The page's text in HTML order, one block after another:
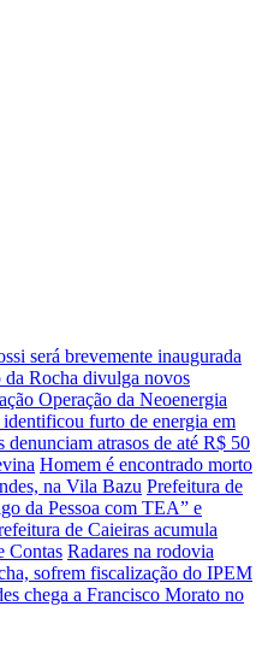
será brevemente inaugurada
da Rocha divulga novos
Operação da Neoenergia
furto de energia em
denunciam atrasos de até R$ 50
Homem é encontrado morto
na Vila Bazu Prefeitura de
da Pessoa com TEA” e
de Caieiras acumula
Contas Radares na rodovia
sofrem fiscalização do IPEM
chega a Francisco Morato no